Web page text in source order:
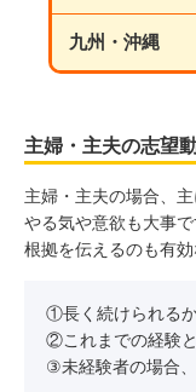
九州・沖縄
主婦・主夫の志望
主婦・主夫の場合、
やる気や意欲も大事
根拠を伝えるのも有効
①長く続けられる
②これまでの経験
③未経験者の場合